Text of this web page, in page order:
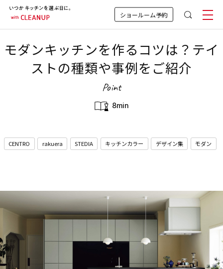
ショールーム予約
モダンキッチンを作るコツは？テイ
ストの種類や事例をご紹介
Point
8min
CENTRO rakuera STEDIA キッチンカラー デザイン集 モダン